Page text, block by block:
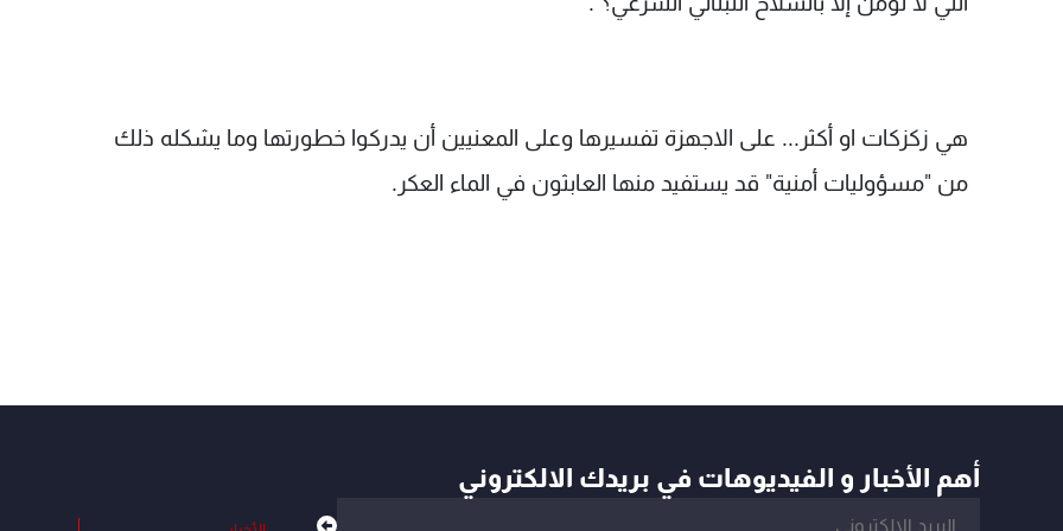
هي زكزكات او أكثر... على الاجهزة تفسيرها وعلى المعنيين أن يدركوا خطورتها وما يشكله ذلك
من "مسؤوليات أمنية" قد يستفيد منها العابثون في الماء العكر.
أهم الأخبار و الفيديوهات في بريدك الالكتروني